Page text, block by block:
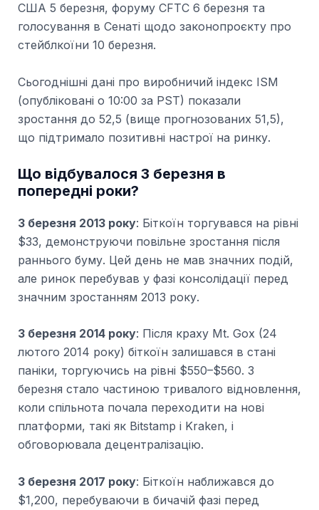
США 5 березня, форуму CFTC 6 березня та
голосування в Сенаті щодо законопроєкту про
стейблкоїни 10 березня.
Сьогоднішні дані про виробничий індекс ISM
(опубліковані о 10:00 за PST) показали
зростання до 52,5 (вище прогнозованих 51,5),
що підтримало позитивні настрої на ринку.
Що відбувалося 3 березня в
попередні роки?
3 березня 2013 року: Біткоїн торгувався на рівні
$33, демонструючи повільне зростання після
раннього буму. Цей день не мав значних подій,
але ринок перебував у фазі консолідації перед
значним зростанням 2013 року.
3 березня 2014 року: Після краху Mt. Gox (24
лютого 2014 року) біткоїн залишався в стані
паніки, торгуючись на рівні $550–$560. 3
березня стало частиною тривалого відновлення,
коли спільнота почала переходити на нові
платформи, такі як Bitstamp і Kraken, і
обговорювала децентралізацію.
3 березня 2017 року: Біткоїн наближався до
$1,200, перебуваючи в бичачій фазі перед